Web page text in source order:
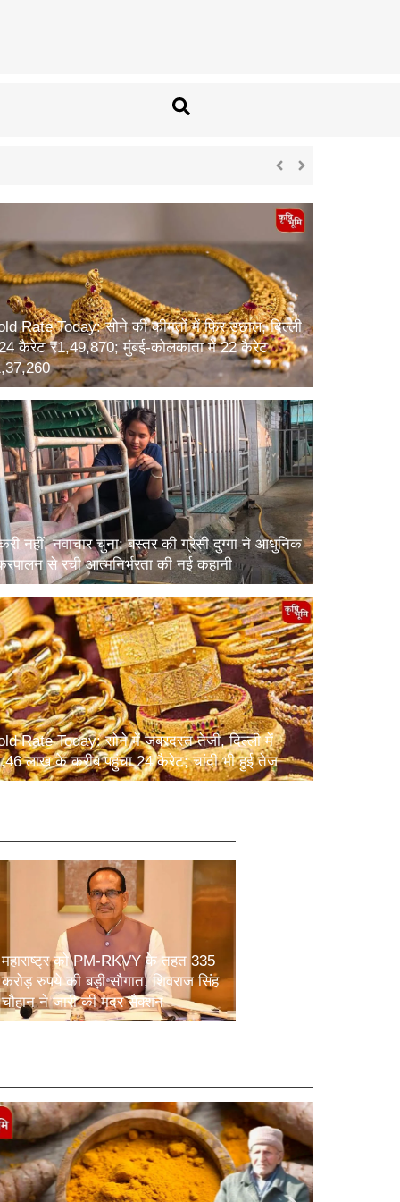
Rate Today: सोने की कीमतों में फिर उछाल, दिल्ली
कैरेट ₹1,49,870; मुंबई-कोलकाता में 22 कैरेट
नहीं, नवाचार चुना: बस्तर की ग्रेसी दुग्गा ने आधुनिक
से रची आत्मनिर्भरता की नई कहानी
Rate Today: सोने में जबरदस्त तेजी, दिल्ली में
लाख के करीब पहुंचा 24 कैरेट; चांदी भी हुई तेज
महाराष्ट्र को PM-RKVY के तहत 335
करोड़ रुपये की बड़ी सौगात, शिवराज सिंह
चौहान ने जारी की मदर सैंक्शन